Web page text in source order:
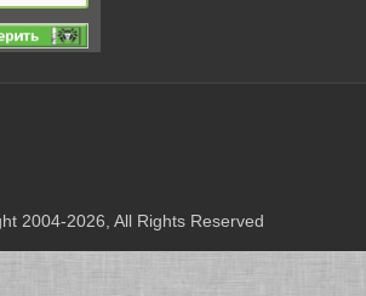
2004-2026, All Rights Reserved